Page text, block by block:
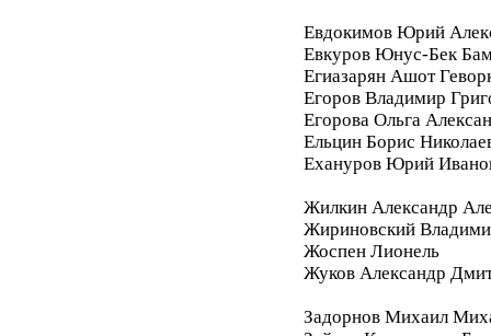
Евдокимов Юрий
Евкуров Юнус-Бек
Егиазарян Ашот
Егоров Владимир
Егорова Ольга
Ельцин Борис
Ехануров Юрий
Жилкин Александр
Жириновский
Жоспен Лионель
Жуков Александр
Задорнов Михаил